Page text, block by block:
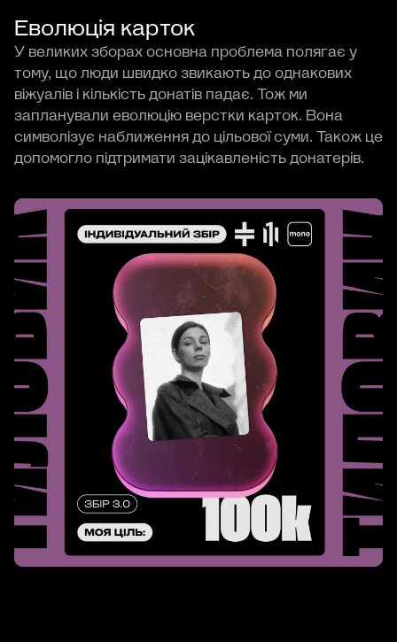
Еволюція карток
У великих зборах основна проблема полягає у
тому, що люди швидко звикають до однакових
віжуалів і кількість донатів падає. Тож ми
запланували еволюцію верстки карток. Вона
символізує наближення до цільової суми. Також це
допомогло підтримати зацікавленість донатерів.